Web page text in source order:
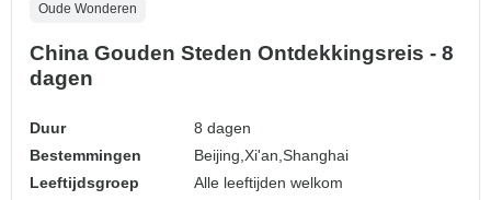
Oude Wonderen
China Gouden Steden Ontdekkingsreis - 8
dagen
Duur
8 dagen
Bestemmingen
Beijing,Xi'an,Shanghai
Leeftijdsgroep
Alle leeftijden welkom